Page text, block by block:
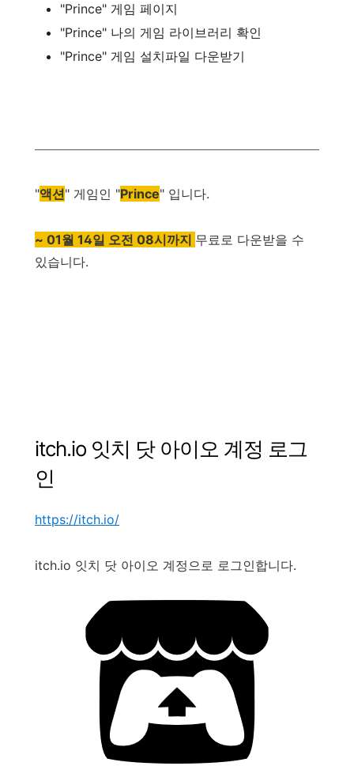
"Prince" 게임 페이지
"Prince" 나의 게임 라이브러리 확인
"Prince" 게임 설치파일 다운받기
"액션" 게임인 "Prince" 입니다.
~ 01월 14일 오전 08시까지 무료로 다운받을 수
있습니다.
itch.io 잇치 닷 아이오 계정 로그
인
https://itch.io/
itch.io 잇치 닷 아이오 계정으로 로그인합니다.